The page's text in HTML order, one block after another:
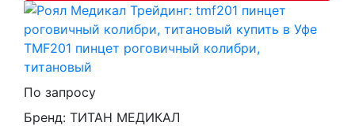
TMF201 пинцет роговичный колибри,
титановый
По запросу
Бренд: ТИТАН МЕДИКАЛ